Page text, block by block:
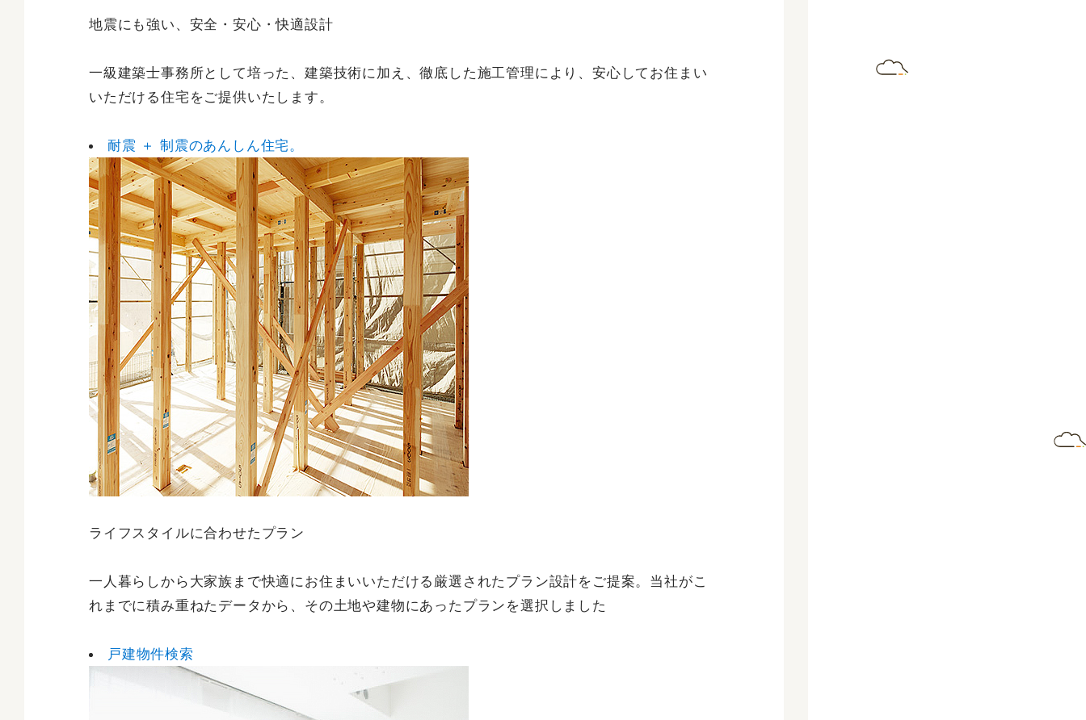
地震にも強い、安全・安心・快適設計
一級建築士事務所として培った、建築技術に加え、徹底した施工管理により、安心してお住まい
いただける住宅をご提供いたします。
耐震 ＋ 制震のあんしん住宅。
ライフスタイルに合わせたプラン
一人暮らしから大家族まで快適にお住まいいただける厳選されたプラン設計をご提案。当社がこ
れまでに積み重ねたデータから、その土地や建物にあったプランを選択しました
戸建物件検索